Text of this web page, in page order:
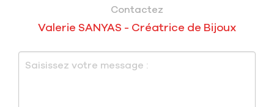
Contactez
Valerie SANYAS - Créatrice de Bijoux